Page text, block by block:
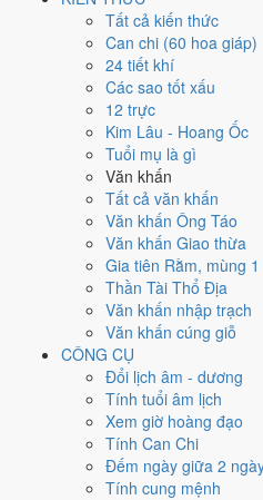
Tất cả kiến thức
Can chi (60 hoa giáp)
24 tiết khí
Các sao tốt xấu
12 trực
Kim Lâu - Hoang Ốc
Tuổi mụ là gì
Văn khấn
Tất cả văn khấn
Văn khấn Ông Táo
Văn khấn Giao thừa
Gia tiên Rằm, mùng 1
Thần Tài Thổ Địa
Văn khấn nhập trạch
Văn khấn cúng giỗ
CÔNG CỤ
Đổi lịch âm - dương
Tính tuổi âm lịch
Xem giờ hoàng đạo
Tính Can Chi
Đếm ngày giữa 2
Tính cung mệnh
Canh Tuất (Kim × Thổ)
Thoa Xuyến Kim
Cửu Tử Ly Hỏa
Bảng phân tích Can Chi năm Canh
Chi tiết
Ý nghĩa
Kim
Dương
Thiên Can
của năm 2030.